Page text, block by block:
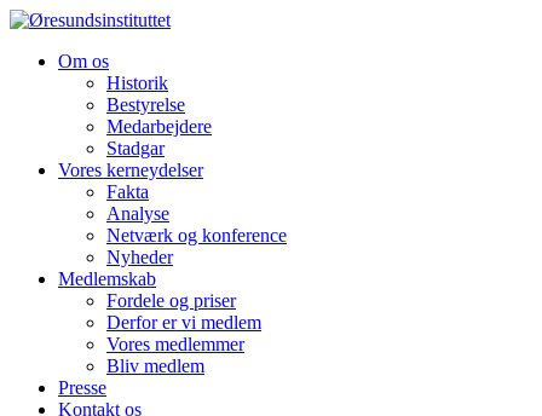
Om os
Historik
Bestyrelse
Medarbejdere
Stadgar
Vores kerneydelser
Fakta
Analyse
Netværk og konference
Nyheder
Medlemskab
Fordele og priser
Derfor er vi medlem
Vores medlemmer
Bliv medlem
Presse
Kontakt os